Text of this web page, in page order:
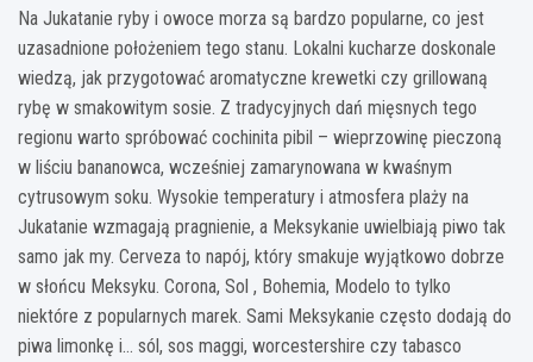
Na Jukatanie ryby i owoce morza są bardzo popularne, co jest
uzasadnione położeniem tego stanu. Lokalni kucharze doskonale
wiedzą, jak przygotować aromatyczne krewetki czy grillowaną
rybę w smakowitym sosie. Z tradycyjnych dań mięsnych tego
regionu warto spróbować cochinita pibil – wieprzowinę pieczoną
w liściu bananowca, wcześniej zamarynowana w kwaśnym
cytrusowym soku. Wysokie temperatury i atmosfera plaży na
Jukatanie wzmagają pragnienie, a Meksykanie uwielbiają piwo tak
samo jak my. Cerveza to napój, który smakuje wyjątkowo dobrze
w słońcu Meksyku. Corona, Sol , Bohemia, Modelo to tylko
niektóre z popularnych marek. Sami Meksykanie często dodają do
piwa limonkę i… sól, sos maggi, worcestershire czy tabasco